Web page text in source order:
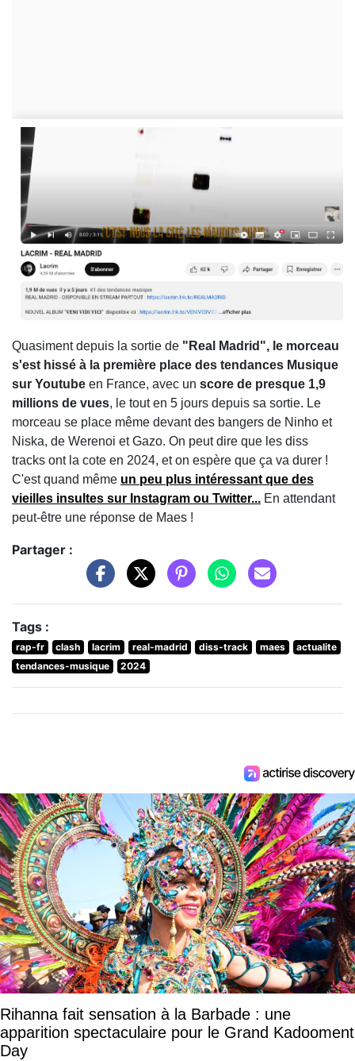
Quasiment depuis la sortie de "Real Madrid", le morceau
s'est hissé à la première place des tendances Musique
sur Youtube en France, avec un score de presque 1,9
millions de vues, le tout en 5 jours depuis sa sortie. Le
morceau se place même devant des bangers de Ninho et
Niska, de Werenoi et Gazo. On peut dire que les diss
tracks ont la cote en 2024, et on espère que ça va durer !
C'est quand même un peu plus intéressant que des
vieilles insultes sur Instagram ou Twitter... En attendant
peut-être une réponse de Maes !
Partager :
Tags :
rap-fr clash lacrim real-madrid diss-track maes
actualite
tendances-musique
2024
Rihanna fait sensation à la Barbade : une
apparition spectaculaire pour le Grand Kadooment
Day